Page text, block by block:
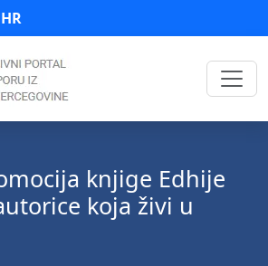
HR
knjige Edhije
koja živi u